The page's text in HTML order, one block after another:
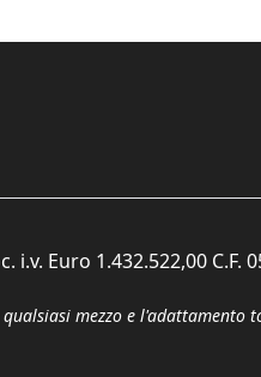
Euro 1.432.522,00 C.F.
mezzo e l'adattamento